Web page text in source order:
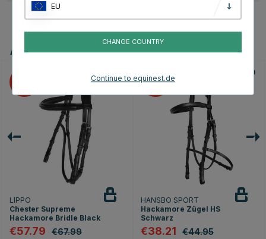
Andere Produkte, die Ihnen gefallen könnten
LIPPO
Chester Supreme
Hackamore Bridle Black
€57.79 €67.99
15
HANSBO SPORT
Hackamore Zügel HS
Schwarz
€38.21 €44.95
EU
CHANGE COUNTRY
Continue to equinest.de